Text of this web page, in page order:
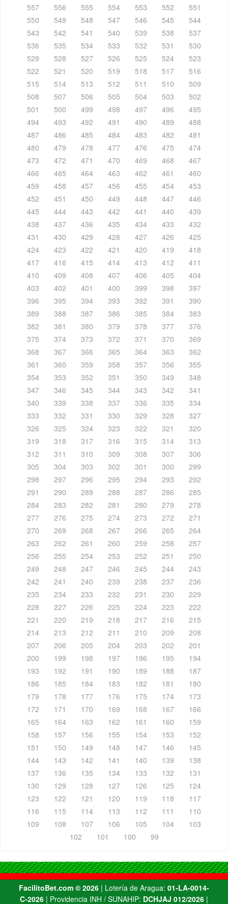
557
556 555 554 553 552
551
550
549 548 547 546 545
544
543
542 541 540 539 538
537
536
535 534 533 532 531
530
529
528 527 526 525 524
523
522
521 520 519 518 517
516
515
514 513 512 511 510
509
508
507 506 505 504 503
502
501
500 499 498 497 496
495
494
493 492 491 490 489
488
487
486 485 484 483 482
481
480
479 478 477 476 475
474
473
472 471 470 469 468
467
466
465 464 463 462 461
460
459
458 457 456 455 454
453
452
451 450 449 448 447
446
445
444 443 442 441 440
439
438
437 436 435 434 433
432
431
430 429 428 427 426
425
424
423 422 421 420 419
418
417
416 415 414 413 412
411
410
409 408 407 406 405
404
403
402 401 400 399 398
397
396
395 394 393 392 391
390
389
388 387 386 385 384
383
382
381 380 379 378 377
376
375
374 373 372 371 370
369
368
367 366 365 364 363
362
361
360 359 358 357 356
355
354
353 352 351 350 349
348
347
346 345 344 343 342
341
340
339 338 337 336 335
334
333
332 331 330 329 328
327
326
325 324 323 322 321
320
319
318 317 316 315 314
313
312
311 310 309 308 307
306
305
304 303 302 301 300
299
298
297 296 295 294 293
292
291
290 289 288 287 286
285
284
283 282 281 280 279
278
277
276 275 274 273 272
271
270
269 268 267 266 265
264
263
262 261 260 259 258
257
256
255 254 253 252 251
250
249
248 247 246 245 244
243
242
241 240 239 238 237
236
235
234 233 232 231 230
229
228
227 226 225 224 223
222
221
220 219 218 217 216
215
214
213 212 211 210 209
208
207
206 205 204 203 202
201
200
199 198 197 196 195
194
193
192 191 190 189 188
187
186
185 184 183 182 181
180
179
178 177 176 175 174
173
172
171 170 169 168 167
166
165
164 163 162 161 160
159
158
157 156 155 154 153
152
151
150 149 148 147 146
145
144
143 142 141 140 139
138
137
136 135 134 133 132
131
130
129 128 127 126 125
124
123
122 121 120 119 118
117
116
115 114 113 112 111
110
109
108 107 106 105 104
103
102
101 100 99
FacilitoBet.com ©️ 2026 | Lotería de Aragua: 01-LA-0014-
C-2026 | Providencia INH / SUNAHIP: DCHJAJ 012/2026 |